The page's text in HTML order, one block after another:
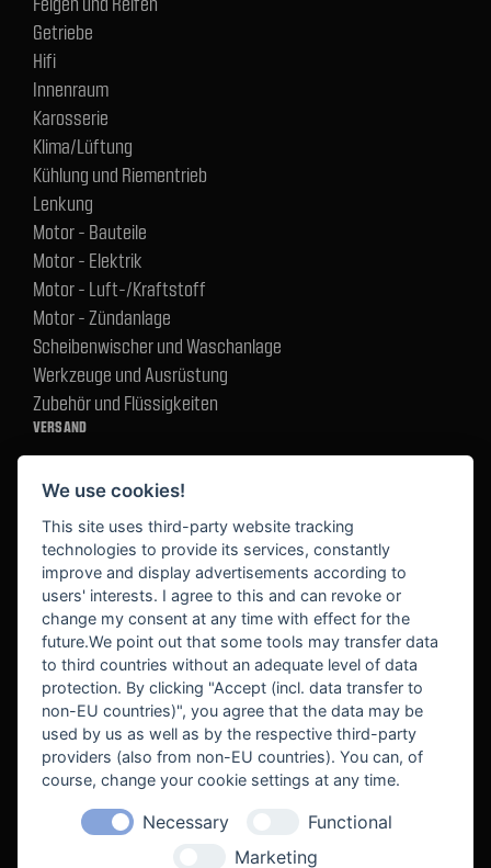
Getriebe
Hifi
Innenraum
Karosserie
Klima/Lüftung
Kühlung und Riementrieb
Lenkung
Motor - Bauteile
Motor - Elektrik
Motor - Luft-/Kraftstoff
Motor - Zündanlage
Scheibenwischer und Waschanlage
Werkzeuge und Ausrüstung
Zubehör und Flüssigkeiten
VERSAND
BEKANNT AUS
We use cookies!
This site uses third-party website tracking
technologies to provide its services, constantly
improve and display advertisements according to
users' interests. I agree to this and can revoke or
change my consent at any time with effect for the
future.We point out that some tools may transfer data
to third countries without an adequate level of data
protection. By clicking "Accept (incl. data transfer to
non-EU countries)", you agree that the data may be
used by us as well as by the respective third-party
providers (also from non-EU countries). You can, of
course, change your cookie settings at any time.
Necessary
Functional
Marketing